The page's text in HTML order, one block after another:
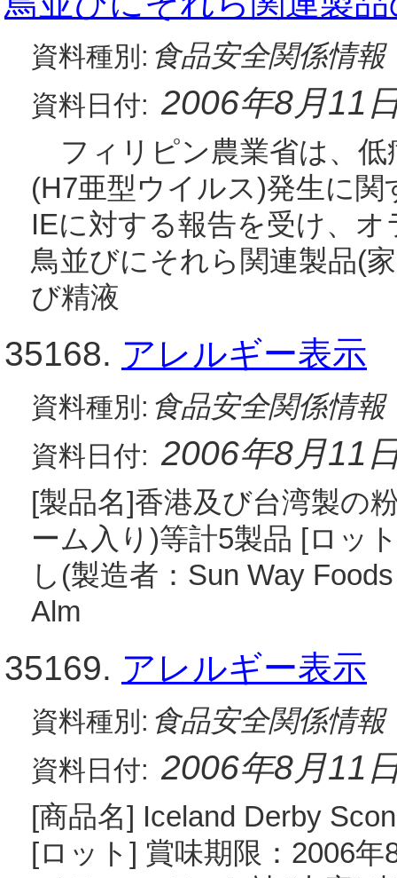
資料種別: 食品安全関係情報
資料日付: 2006年8月11
フィリピン農業省は、低
(H7亜型ウイルス)発生に
IEに対する報告を受け、
鳥並びにそれら関連製品(
び精液
35168. アレルギー表示
資料種別: 食品安全関係情報
資料日付: 2006年8月11
[製品名]香港及び台湾製の
ーム入り)等計5製品 [ロッ
し(製造者：Sun Way
Alm
35169. アレルギー表示
資料種別: 食品安全関係情報
資料日付: 2006年8月11
[商品名] Iceland Derby
[ロット] 賞味期限：2006